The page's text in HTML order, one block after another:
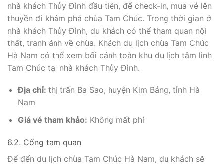
nhà khách Thủy Đình đầu tiên, để check-in, mua vé lên
thuyền đi khám phá chùa Tam Chúc. Trong thời gian ở
nhà khách Thủy Đình, du khách có thể tham quan nội
thất, tranh ảnh về chùa. Khách du lịch chùa Tam Chúc
Hà Nam có thể xem bối cảnh toàn khu du lịch tâm linh
Tam Chúc tại nhà khách Thủy Đình.
Địa chỉ: thị trấn Ba Sao, huyện Kim Bảng, tỉnh Hà
Nam
Giá vé tham khảo: Không mất phí
6.2. Cổng tam quan
Để đến du lịch chùa Tam Chúc Hà Nam, du khách sẽ